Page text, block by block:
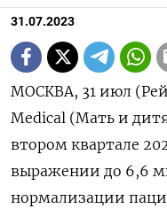
31.07.2023
МОСКВА, 31 июл
Medical (Мать и
втором квартале
выражении до 6,6
нормализации